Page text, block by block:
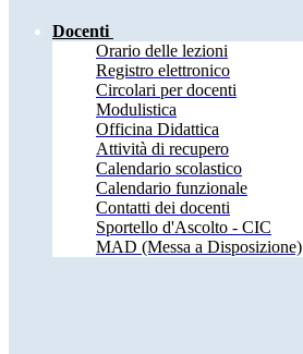
Docenti
Orario delle lezioni
Registro elettronico
Circolari per docenti
Modulistica
Officina Didattica
Attività di recupero
Calendario scolastico
Calendario funzionale
Contatti dei docenti
Sportello d'Ascolto - CIC
MAD (Messa a Disposizione)